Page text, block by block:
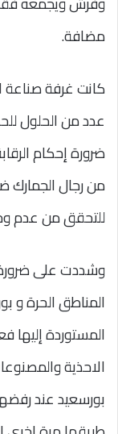
مضافة.
كانت غرفة صناعة
عدد من الحلول
ضرورة إحكام
من رجال الجمارك
للتحقق من عدم
وشددت على ضرورة
المناطق الحرة
المستوردة إليها
الاحذية
بورسعيد عند